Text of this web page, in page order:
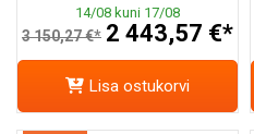
14/08 kuni 17/08
3 150,27 €* 2 443,57 €*
Lisa ostukorvi